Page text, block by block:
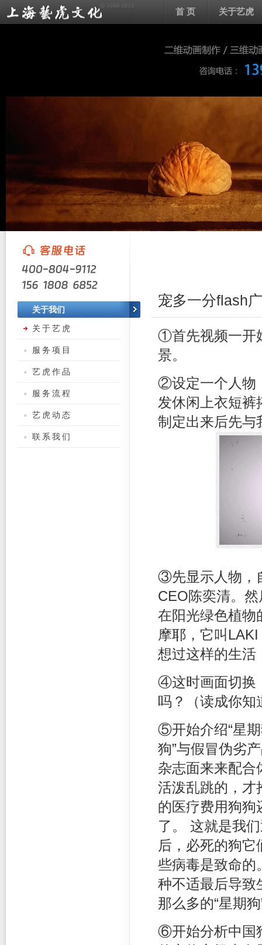
首 页 关于艺虎
宠多一分flash
①首先视频一开
景。
②设定一个人物
发休闲上衣短裤
制定出来后先与
③先显示人物，
CEO陈奕清。
在阳光绿色植物
摩耶，它叫
想过这样的生
④这时画面切换
吗？（读成你知
⑤开始介绍“星期
狗”与假冒伪劣
杂志面来来配合
活泼乱跳的，才
的医疗费用狗狗
了。 这就是我
后，必死的狗
些病毒是致命的
种不适最后导致
那么多的“星期
⑥开始分析中国
关于我们
关于艺虎
服务项目
艺虎作品
服务流程
艺虎动态
联系我们